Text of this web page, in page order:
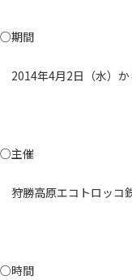
○期間
2014年4月2日（水）
○主催
狩勝高原エコトロッコ
○時間